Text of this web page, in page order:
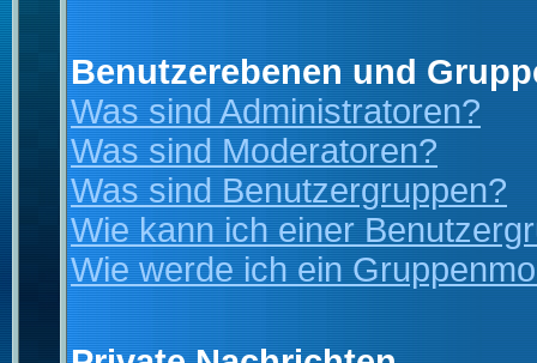
Benutzerebenen und
Was sind Administratoren?
Was sind Moderatoren?
Was sind Benutzergruppen?
Wie kann ich einer
Wie werde ich ein